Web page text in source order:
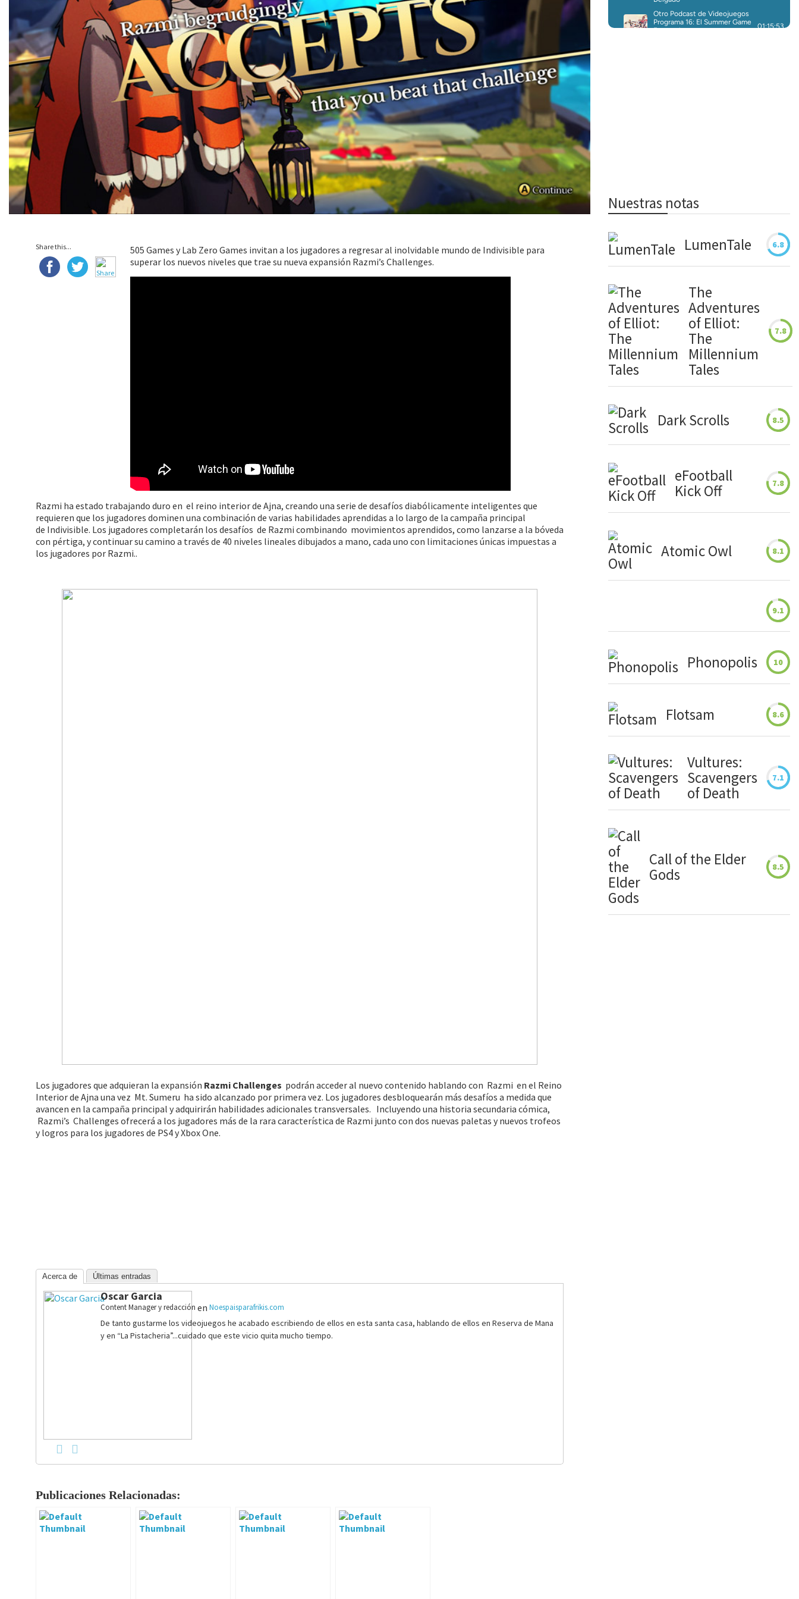
Share this...
505 Games y Lab Zero Games invitan a los jugadores a regresar al inolvidable mundo de Indivisible para
superar los nuevos niveles que trae su nueva expansión Razmi’s Challenges.
Razmi ha estado trabajando duro en el reino interior de Ajna, creando una serie de desafíos diabólicamente inteligentes que
requieren que los jugadores dominen una combinación de varias habilidades aprendidas a lo largo de la campaña principal
de Indivisible. Los jugadores completarán los desafíos de Razmi combinando movimientos aprendidos, como lanzarse a la bóveda
con pértiga, y continuar su camino a través de 40 niveles lineales dibujados a mano, cada uno con limitaciones únicas impuestas a
los jugadores por Razmi..
Los jugadores que adquieran la expansión Razmi Challenges podrán acceder al nuevo contenido hablando con Razmi en el Reino
Interior de Ajna una vez Mt. Sumeru ha sido alcanzado por primera vez. Los jugadores desbloquearán más desafíos a medida que
avancen en la campaña principal y adquirirán habilidades adicionales transversales. Incluyendo una historia secundaria cómica,
Razmi’s Challenges ofrecerá a los jugadores más de la rara característica de Razmi junto con dos nuevas paletas y nuevos trofeos
y logros para los jugadores de PS4 y Xbox One.
Acerca de Últimas entradas
Oscar Garcia
Content Manager y redacción en Noespaisparafrikis.com
De tanto gustarme los videojuegos he acabado escribiendo de ellos en esta santa casa, hablando de ellos en Reserva de Mana
y en “La Pistacheria”...cuidado que este vicio quita mucho tiempo.
Publicaciones Relacionadas:
Nuestras notas
LumenTale 6.8
The
Adventures
of Elliot:
The
Millennium
Tales
7.8
Dark Scrolls 8.5
eFootball
Kick Off
7.8
Atomic Owl 8.1
9.1
Phonopolis 10
Flotsam 8.6
Vultures:
Scavengers
of Death
7.1
Call of the Elder
Gods
8.5